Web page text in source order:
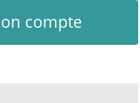
compte